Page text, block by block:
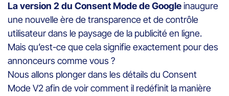
La version 2 du Consent Mode de Googleinaugure
une nouvelle ère de transparence et de contrôle
utilisateur dans le paysage de la publicité en ligne.
Mais qu’est-ce que cela signifie exactement pour des
annonceurs comme vous ?
Nous allons plonger dans les détails du Consent
Mode V2 afin de voir comment il redéfinit la manière